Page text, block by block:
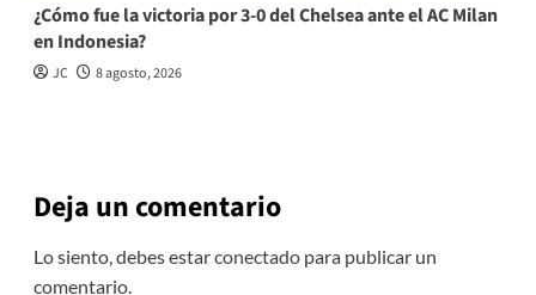
¿Cómo fue la victoria por 3-0 del Chelsea ante el AC Milan
en Indonesia?
JC 8 agosto, 2026
Deja un comentario
Lo siento, debes estarconectadopara publicar un
comentario.